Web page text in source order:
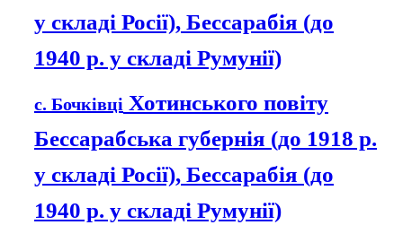
у складі Росії), Бессарабія (до
1940 р. у складі Румунії)
с. Бочківці Хотинського повіту
Бессарабська губернія (до 1918 р.
у складі Росії), Бессарабія (до
1940 р. у складі Румунії)